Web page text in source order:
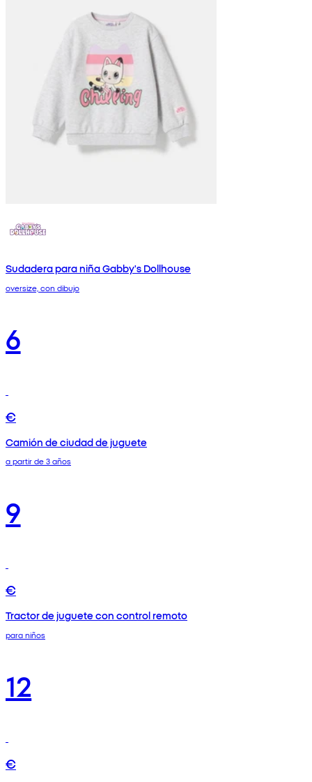
Sudadera para niña Gabby's Dollhouse
oversize, con dibujo
6
€
Camión de ciudad de juguete
a partir de 3 años
9
€
Tractor de juguete con control remoto
para niños
12
€